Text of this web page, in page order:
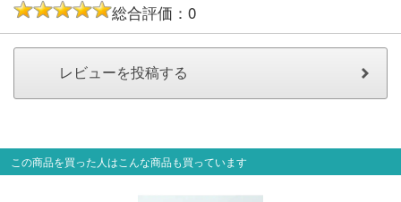
お気に入りリスト
新規会員登録
会社概要
総合評価：0
この商品を買った人はこんな商品も買っています